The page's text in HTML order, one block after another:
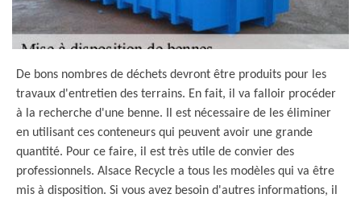
De bons nombres de déchets devront être produits pour les
travaux d'entretien des terrains. En fait, il va falloir procéder
à la recherche d'une benne. Il est nécessaire de les éliminer
en utilisant ces conteneurs qui peuvent avoir une grande
quantité. Pour ce faire, il est très utile de convier des
professionnels. Alsace Recycle a tous les modèles qui va être
mis à disposition. Si vous avez besoin d'autres informations, il